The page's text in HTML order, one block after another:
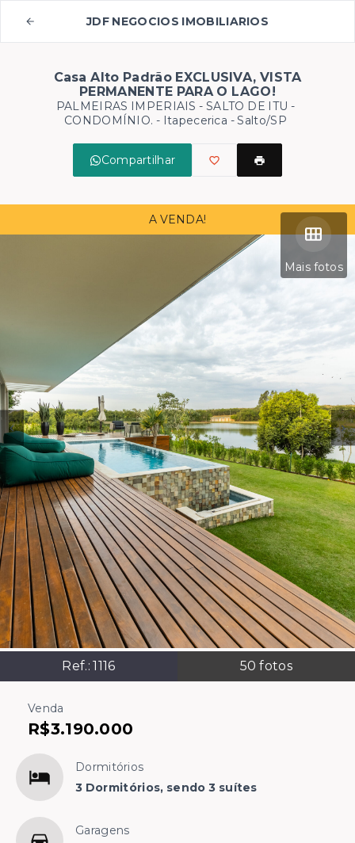
JDF NEGOCIOS IMOBILIARIOS
Casa Alto Padrão EXCLUSIVA, VISTA
PERMANENTE PARA O LAGO!
PALMEIRAS IMPERIAIS - SALTO DE ITU -
CONDOMÍNIO. - Itapecerica - Salto/SP
Compartilhar
Mais fotos
Ref.:1116 50 fotos
A VENDA!
Venda
R$3.190.000
Dormitórios
3 Dormitórios, sendo 3 suítes
Garagens